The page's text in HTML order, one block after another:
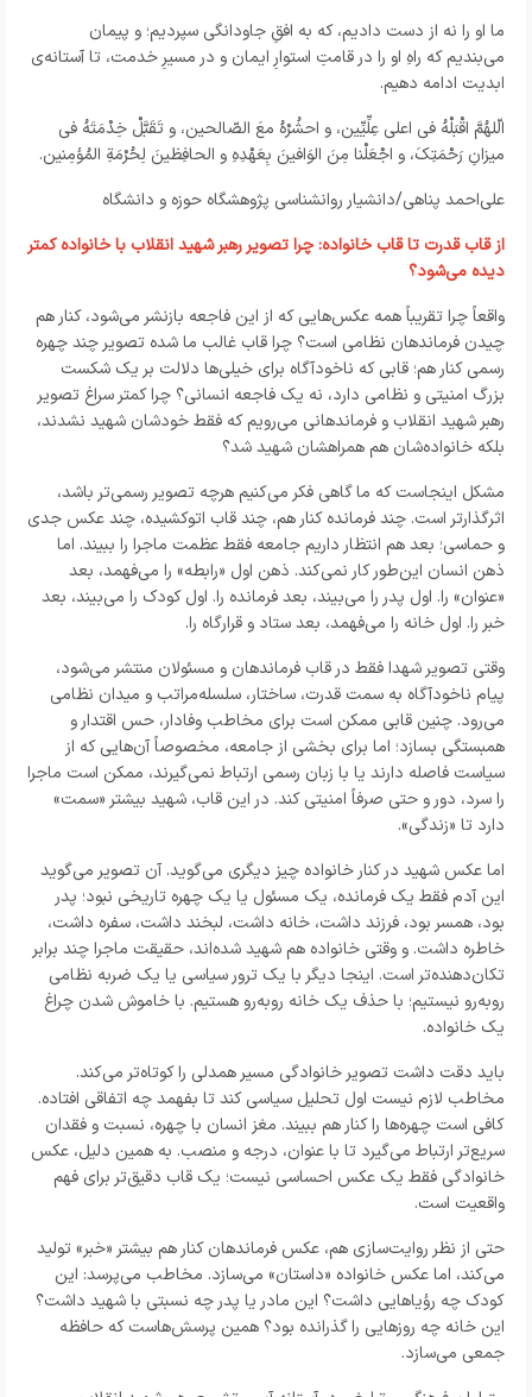
ما او را نه از دست دادیم، که به افقِ جاودانگی سپردیم؛ و پیمان
می‌بندیم که راهِ او را در قامتِ استوارِ ایمان و در مسیرِ خدمت، تا آستانه‌ی
ابدیت ادامه دهیم.
الّلهُمَّ اقْبَلْهُ في اعلی عِلِّيِّين، و احشُرْهُ معَ الصّالحين، و تَقَبَّلْ خِدْمَتَهُ في
ميزانِ رَحْمَتِكَ، و اجْعَلْنا مِنَ الوَافينَ بِعَهْدِهِ و الحافِظينَ لِحُرْمَةِ المُؤمِنين.
علی‌احمد پناهی/دانشیار روانشناسی پژوهشگاه حوزه و دانشگاه
از قاب قدرت تا قاب خانواده: چرا تصویر رهبر شهید انقلاب با خانواده کمتر
دیده می‌شود؟
واقعاً چرا تقریباً همه عکس‌هایی که از این فاجعه بازنشر می‌شود، کنار هم
چیدن فرماندهان نظامی است؟ چرا قاب غالب ما شده تصویر چند چهره
رسمی کنار هم؛ قابی که ناخودآگاه برای خیلی‌ها دلالت بر یک شکست
بزرگ امنیتی و نظامی دارد، نه یک فاجعه انسانی؟ چرا کمتر سراغ تصویر
رهبر شهید انقلاب و فرماندهانی می‌رویم که فقط خودشان شهید نشدند،
بلکه خانواده‌شان هم همراهشان شهید شد؟
مشکل اینجاست که ما گاهی فکر می‌کنیم هرچه تصویر رسمی‌تر باشد،
اثرگذارتر است. چند فرمانده کنار هم، چند قاب اتوکشیده، چند عکس جدی
و حماسی؛ بعد هم انتظار داریم جامعه فقط عظمت ماجرا را ببیند. اما
ذهن انسان این‌طور کار نمی‌کند. ذهن اول «رابطه» را می‌فهمد، بعد
«عنوان» را. اول پدر را می‌بیند، بعد فرمانده را. اول کودک را می‌بیند، بعد
خبر را. اول خانه را می‌فهمد، بعد ستاد و قرارگاه را.
وقتی تصویر شهدا فقط در قاب فرماندهان و مسئولان منتشر می‌شود،
پیام ناخودآگاه به سمت قدرت، ساختار، سلسله‌مراتب و میدان نظامی
می‌رود. چنین قابی ممکن است برای مخاطب وفادار، حس اقتدار و
همبستگی بسازد؛ اما برای بخشی از جامعه، مخصوصاً آن‌هایی که از
سیاست فاصله دارند یا با زبان رسمی ارتباط نمی‌گیرند، ممکن است ماجرا
را سرد، دور و حتی صرفاً امنیتی کند. در این قاب، شهید بیشتر «سمت»
دارد تا «زندگی».
اما عکس شهید در کنار خانواده چیز دیگری می‌گوید. آن تصویر می‌گوید
این آدم فقط یک فرمانده، یک مسئول یا یک چهره تاریخی نبود؛ پدر
بود، همسر بود، فرزند داشت، خانه داشت، لبخند داشت، سفره داشت،
خاطره داشت. و وقتی خانواده هم شهید شده‌اند، حقیقت ماجرا چند برابر
تکان‌دهنده‌تر است. اینجا دیگر با یک ترور سیاسی یا یک ضربه نظامی
روبه‌رو نیستیم؛ با حذف یک خانه روبه‌رو هستیم. با خاموش شدن چراغ
یک خانواده.
باید دقت داشت تصویر خانوادگی مسیر همدلی را کوتاه‌تر می‌کند.
مخاطب لازم نیست اول تحلیل سیاسی کند تا بفهمد چه اتفاقی افتاده.
کافی است چهره‌ها را کنار هم ببیند. مغز انسان با چهره، نسبت و فقدان
سریع‌تر ارتباط می‌گیرد تا با عنوان، درجه و منصب. به همین دلیل، عکس
خانوادگی فقط یک عکس احساسی نیست؛ یک قاب دقیق‌تر برای فهم
واقعیت است.
حتی از نظر روایت‌سازی هم، عکس فرماندهان کنار هم بیشتر «خبر» تولید
می‌کند، اما عکس خانواده «داستان» می‌سازد. مخاطب می‌پرسد: این
کودک چه رؤیاهایی داشت؟ این مادر یا پدر چه نسبتی با شهید داشت؟
این خانه چه روزهایی را گذرانده بود؟ همین پرسش‌هاست که حافظه
جمعی می‌سازد.